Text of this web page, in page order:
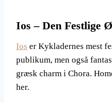
Ios – Den Festlige Ø
Ios er Kykladernes mest
publikum, men også
græsk charm i Chora.
her.